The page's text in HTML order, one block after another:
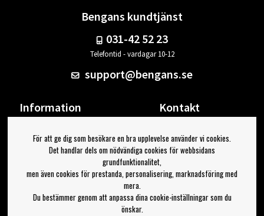
Bengans kundtjänst
031-42 52 23
Telefontid - vardagar 10-12
support@bengans.se
Information
Om Bengans
FAQ / Köp- & Leveransvillkor
Kontakt
Din sida
Logga ut
Jag vill ha tips från Bengans
För att ge dig som besökare en bra upplevelse använder vi cookies.
Det handlar dels om nödvändiga cookies för webbsidans
grundfunktionalitet,
men även cookies för prestanda, personalisering, marknadsföring med
mera.
Du bestämmer genom att anpassa dina cookie-inställningar som du
önskar.